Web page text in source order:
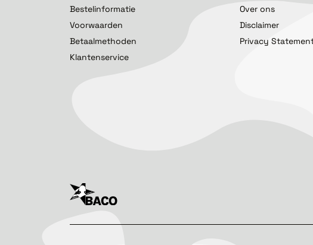
Bestelinformatie
Voorwaarden
Betaalmethoden
Klantenservice
Over ons
Disclaimer
Privacy